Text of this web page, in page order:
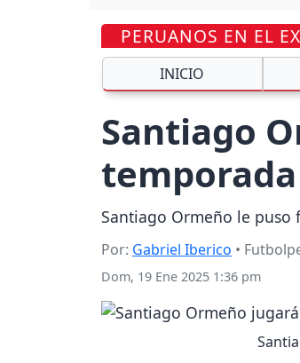
PERUANOS EN EL
INICIO
Santiago
temporada
Santiago Ormeño le puso
Por: Gabriel Iberico •
Dom, 19 Ene 2025 1:36 pm